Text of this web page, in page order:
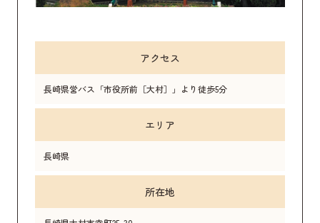
アクセス
長崎県営バス「市役所前［大村］」より徒歩5分
エリア
長崎県
所在地